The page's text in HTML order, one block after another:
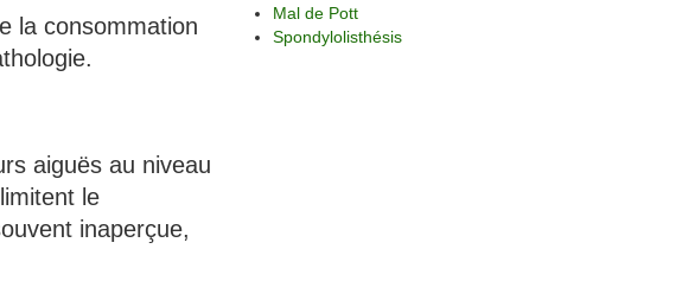
la consommation
aiguës au niveau
le
inaperçue,
Mal de Pott
Spondylolisthésis